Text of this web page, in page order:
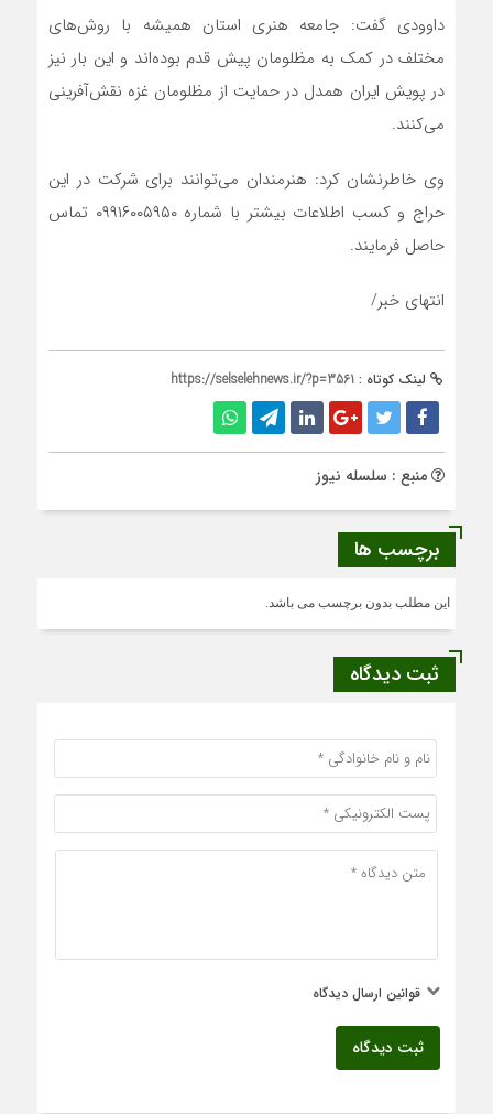
داوودی گفت: جامعه هنری استان همیشه با روش‌های
مختلف در کمک به مظلومان پیش قدم بوده‌اند و این بار نیز
در پویش ایران همدل در حمایت از مظلومان غزه نقش‌آفرینی
می‌کنند.
وی خاطرنشان کرد: هنرمندان می‌توانند برای شرکت در این
حراج و کسب اطلاعات بیشتر با شماره ۰۹۹۱۶۰۰۵۹۵۰ تماس
حاصل فرمایند.
انتهای خبر/
لینک کوتاه : https://selselehnews.ir/?p=3561
منبع : سلسله نیوز
برچسب ها
این مطلب بدون برچسب می باشد.
ثبت دیدگاه
قوانین ارسال دیدگاه
ثبت دیدگاه